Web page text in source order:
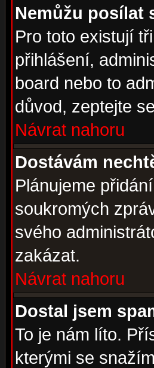
Nemůžu posílat
Pro toto existují
přihlášení,
board nebo to
důvod, zeptejte
Návrat nahoru
Dostávám
Plánujeme
soukromých
svého
zakázat.
Návrat nahoru
Dostal jsem
To je nám líto.
kterými se